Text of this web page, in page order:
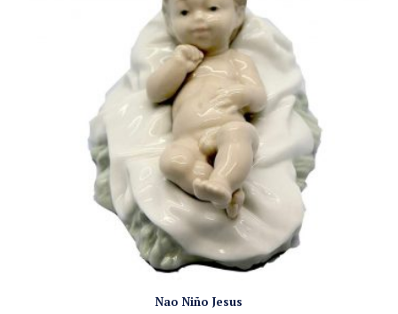
Nao Niño Jesus